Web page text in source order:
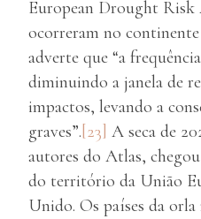
European Drought Risk
ocorreram no continente
adverte que “a
diminuindo a janela de
impactos, levando a
graves”.[23] A seca de
autores do Atlas,
do território da União
Unido. Os países da